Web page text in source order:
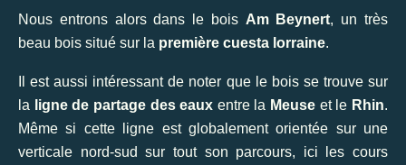
Nous entrons alors dans le bois Am Beynert, un très
beau bois situé sur la première cuesta lorraine.
Il est aussi intéressant de noter que le bois se trouve sur
la
ligne de partage des eaux entre la Meuse et le Rhin.
Même si cette ligne est globalement orientée sur une
verticale nord-sud sur tout son parcours, ici les cours